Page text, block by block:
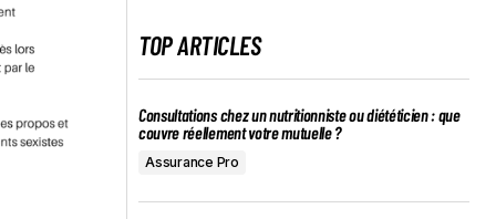
TOP ARTICLES
Consultations chez un nutritionniste ou diététicien : que
couvre réellement votre mutuelle ?
Assurance Pro